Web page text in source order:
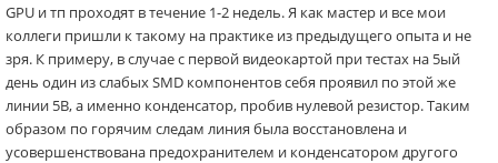
GPU и тп проходят в течение 1-2 недель. Я как мастер и все мои
коллеги пришли к такому на практике из предыдущего опыта и не
зря. К примеру, в случае с первой видеокартой при тестах на 5ый
день один из слабых SMD компонентов себя проявил по этой же
линии 5В, а именно конденсатор, пробив нулевой резистор. Таким
образом по горячим следам линия была восстановлена и
усовершенствована предохранителем и конденсатором другого